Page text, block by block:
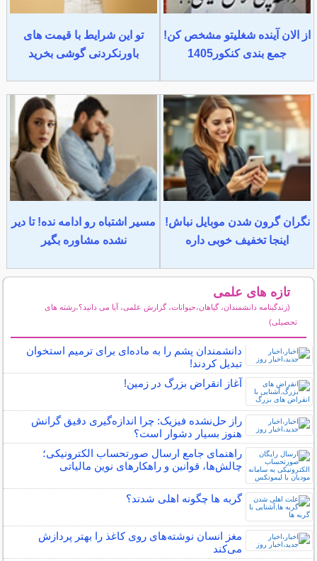
از الان آینده شغلیتو مشخص کن!
جمع بندی کنکور1405
تو این شرایط با قیمت های
باورنکردنی گوشی بخرید
نگران گرون شدن موبایل نباش!
اینجا تخفیف خوبی داره
مسیر اشتباه رو ادامه نده! تا دیر
نشده مشاوره بگیر
تازه های علمی
(زندگینامه دانشمندان، گیاهان،حیوانات، گزارش علمی، آیا می دانید؟،رشته های
تحصیلی)
دانشمندان پشم را به ماده‌ای برای ترمیم استخوان
تبدیل کردند!
آغاز انقراض بزرگ در زمین!
راز حل‌نشده فیزیک: چرا اندازه‌گیری دقیق گرانش
هنوز بسیار دشوار است؟
راهنمای جامع ارسال صورتحساب الکترونیکی؛
چالش‌ها، قوانین و راهکارهای نوین مالیاتی
گربه ها چگونه اهلی شدند؟
مغز انسان نوشته‌های روی کاغذ را بهتر پردازش
می‌کند